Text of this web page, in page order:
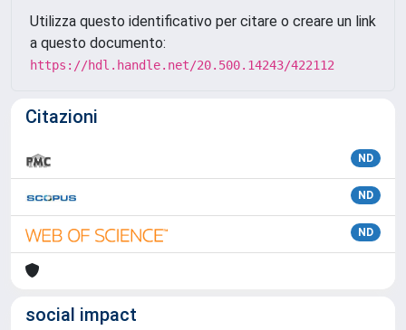
Utilizza questo identificativo per citare o creare un link
a questo documento:
https://hdl.handle.net/20.500.14243/422112
Citazioni
ND
ND
ND
social impact